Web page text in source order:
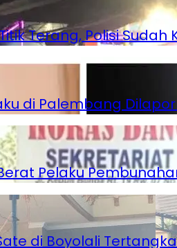
Terang, Polisi
di Palembang
Pelaku
di Boyolali